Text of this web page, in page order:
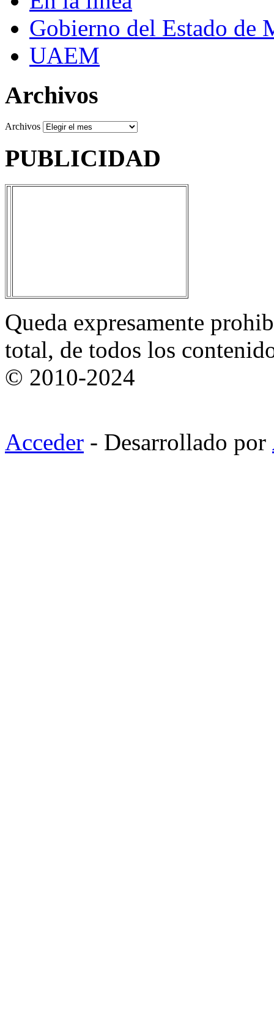
Gobierno del Estado de
UAEM
Archivos
Archivos
PUBLICIDAD
Queda expresamente
total, de todos los
© 2010-2024
Acceder - Desarrollado por